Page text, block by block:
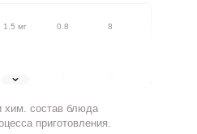
1.5 мг 0.8 8
1.8 мг
500 мг 3.3 32.6
состав блюда
приготовления.